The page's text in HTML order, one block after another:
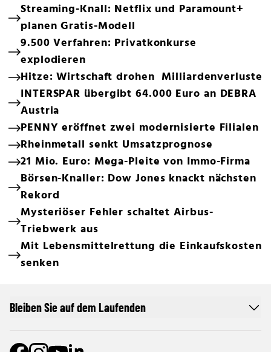
Streaming-Knall: Netflix und Paramount+
planen Gratis-Modell
9.500 Verfahren: Privatkonkurse
explodieren
Hitze: Wirtschaft drohen Milliardenverluste
INTERSPAR übergibt 64.000 Euro an DEBRA
Austria
PENNY eröffnet zwei modernisierte Filialen
Rheinmetall senkt Umsatzprognose
21 Mio. Euro: Mega-Pleite von Immo-Firma
Börsen-Knaller: Dow Jones knackt nächsten
Rekord
Mysteriöser Fehler schaltet Airbus-
Triebwerk aus
Mit Lebensmittelrettung die Einkaufskosten
senken
Bleiben Sie auf dem Laufenden